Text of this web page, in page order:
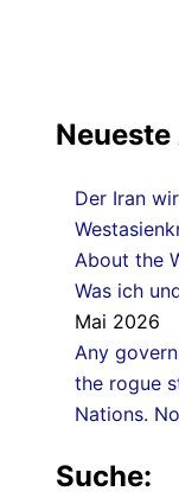
Der Iran
About the
Was ich
Mai 2026
Any
the rogue
Nations.
Suche: